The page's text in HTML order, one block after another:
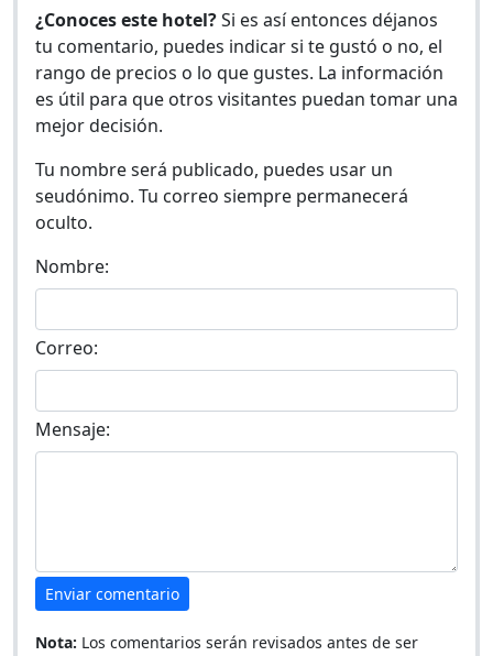
¿Conoces este hotel?Si es así entonces déjanos
tu comentario, puedes indicar si te gustó o no, el
rango de precios o lo que gustes. La información
es útil para que otros visitantes puedan tomar una
mejor decisión.
Tu nombre será publicado, puedes usar un
seudónimo. Tu correo siempre permanecerá
oculto.
Nombre:
Correo:
Mensaje:
Enviar comentario
Nota: Los comentarios serán revisados antes de ser